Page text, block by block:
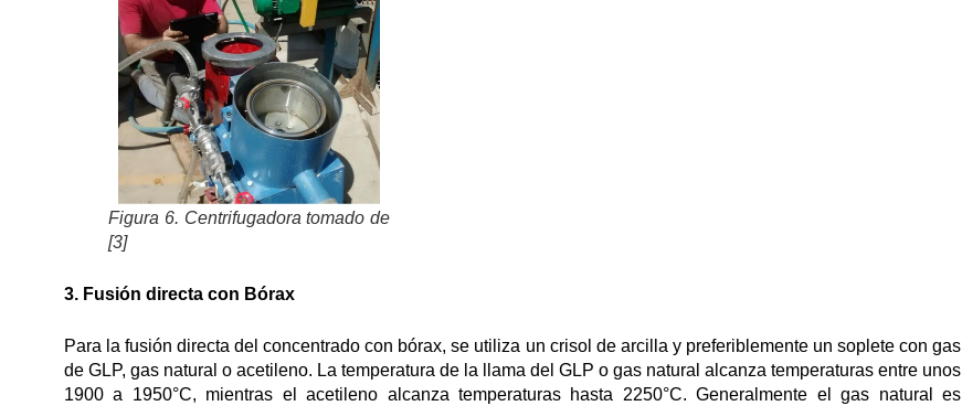
Figura 6. Centrifugadora tomado de
[3]
3. Fusión directa con Bórax
Para la fusión directa del concentrado con bórax, se utiliza un crisol de arcilla y preferiblemente un soplete con gas
de GLP, gas natural o acetileno. La temperatura de la llama del GLP o gas natural alcanza temperaturas entre unos
1900 a 1950°C, mientras el acetileno alcanza temperaturas hasta 2250°C. Generalmente el gas natural es